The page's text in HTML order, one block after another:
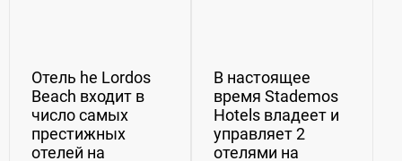
Отель he Lordos
Beach входит в
число самых
престижных
отелей на
В настоящее
время Stademos
Hotels владеет и
управляет 2
отелями на